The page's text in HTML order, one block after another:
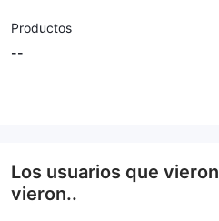
Productos
--
Los usuarios que vieron
vieron..